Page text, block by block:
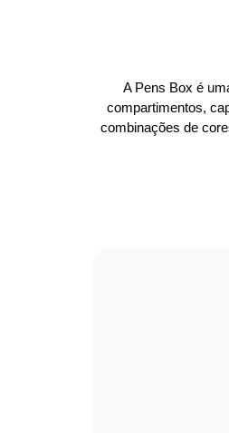
A Pens Box é
compartimentos,
combinações de